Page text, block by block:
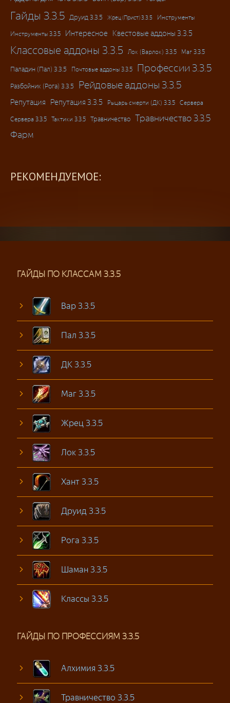
Гайды 3.3.5 Друид 3.3.5 Жрец (Прист) 3.3.5 Инструменты
Инструменты 3.3.5 Интересное Квестовые аддоны 3.3.5
Классовые аддоны 3.3.5 Лок (Варлок) 3.3.5 Маг 3.3.5
Паладин (Пал) 3.3.5 Почтовые аддоны 3.3.5 Профессии 3.3.5
Разбойник (Рога) 3.3.5 Рейдовые аддоны 3.3.5
Репутация Репутация 3.3.5 Рыцарь смерти (ДК) 3.3.5 Сервера
Сервера 3.3.5 Тактики 3.3.5 Травничество Травничество 3.3.5
Фарм
РЕКОМЕНДУЕМОЕ:
ГАЙДЫ ПО КЛАССАМ 3.3.5
Вар 3.3.5
Пал 3.3.5
ДК 3.3.5
Маг 3.3.5
Жрец 3.3.5
Лок 3.3.5
Хант 3.3.5
Друид 3.3.5
Рога 3.3.5
Шаман 3.3.5
Классы 3.3.5
ГАЙДЫ ПО ПРОФЕССИЯМ 3.3.5
Алхимия 3.3.5
Травничество 3.3.5